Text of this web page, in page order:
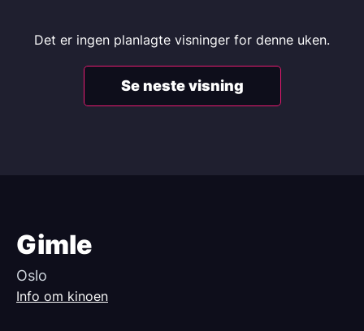
Det er ingen planlagte visninger for denne uken.
Se neste visning
Gimle
Oslo
Info om kinoen